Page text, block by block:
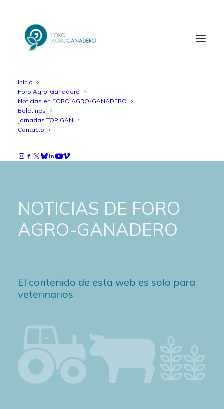
Inicio
Foro Agro-Ganadero
Noticias en FORO AGRO-GANADERO
Boletines
Jornadas TOP GAN
Contacto
NOTICIAS DE FORO
AGRO-GANADERO
El contenido de esta web es solo para
veterinarios